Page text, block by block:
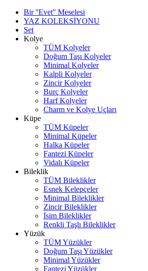
Bir ''Evet'' Meselesi
YAZ KOLEKSİYONU
Set
Kolye
TÜM Kolyeler
Doğum Taşı Kolyeler
Minimal Kolyeler
Kalpli Kolyeler
Zincir Kolyeler
Burç Kolyeler
Harf Kolyeler
Charm ve Kolye Uçları
Küpe
TÜM Küpeler
Minimal Küpeler
Halka Küpeler
Fantezi Küpeler
Vidalı Küpeler
Bileklik
TÜM Bileklikler
Esnek Kelepçeler
Minimal Bileklikler
Zincir Bileklikler
İsim Bileklikler
Renkli Taşlı Bileklikler
Yüzük
TÜM Yüzükler
Doğum Taşı Yüzükler
Minimal Yüzükler
Fantezi Yüzükler